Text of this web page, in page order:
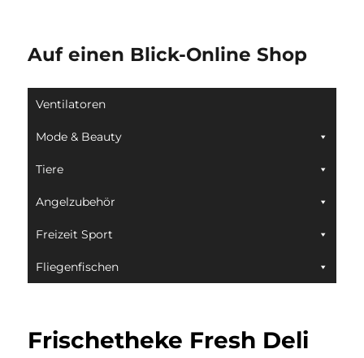
Auf einen Blick-Online Shop
Ventilatoren
Mode & Beauty
Tiere
Angelzubehör
Freizeit Sport
Fliegenfischen
Frischetheke Fresh Deli